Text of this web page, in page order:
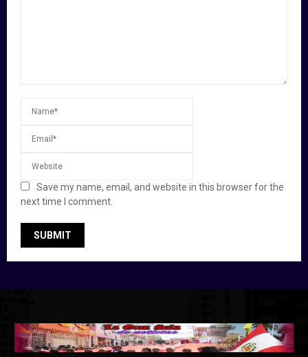
Save my name, email, and website in this browser for the
next time I comment.